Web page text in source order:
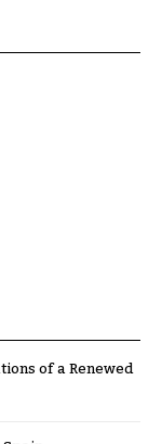
of a Renewed